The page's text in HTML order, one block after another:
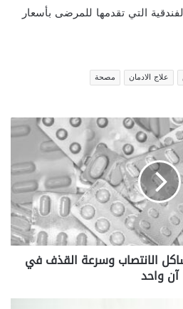
التي تقدمها للمرضى بأسعار
علاج الادمان مصحة
الانتصاب وسرعة القذف في
آن واحد